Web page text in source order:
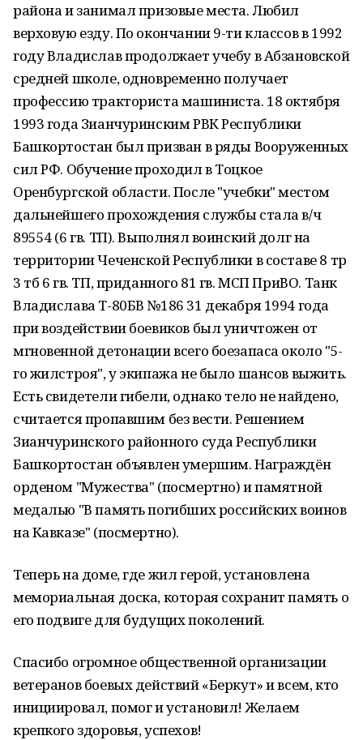
района и занимал призовые места. Любил
верховую езду. По окончании 9-ти классов в 1992
году Владислав продолжает учебу в Абзановской
средней школе, одновременно получает
профессию тракториста машиниста. 18 октября
1993 года Зианчуринским РВК Республики
Башкортостан был призван в ряды Вооруженных
сил РФ. Обучение проходил в Тоцкое
Оренбургской области. После "учебки" местом
дальнейшего прохождения службы стала в/ч
89554 (6 гв. ТП). Выполнял воинский долг на
территории Чеченской Республики в составе 8 тр
3 тб 6 гв. ТП, приданного 81 гв. МСП ПриВО. Танк
Владислава Т-80БВ №186 31 декабря 1994 года
при воздействии боевиков был уничтожен от
мгновенной детонации всего боезапаса около "5-
го жилстроя", у экипажа не было шансов выжить.
Есть свидетели гибели, однако тело не найдено,
считается пропавшим без вести. Решением
Зианчуринского районного суда Республики
Башкортостан объявлен умершим. Награждён
орденом "Мужества" (посмертно) и памятной
медалью "В память погибших российских воинов
на Кавказе" (посмертно).
Теперь на доме, где жил герой, установлена
мемориальная доска, которая сохранит память о
его подвиге для будущих поколений.
Спасибо огромное общественной организации
ветеранов боевых действий «Беркут» и всем, кто
инициировал, помог и установил! Желаем
крепкого здоровья, успехов!